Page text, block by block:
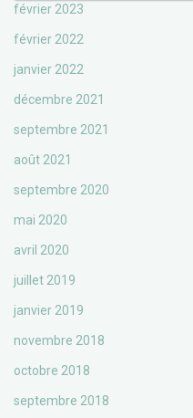
février 2023
février 2022
janvier 2022
décembre 2021
septembre 2021
août 2021
septembre 2020
mai 2020
avril 2020
juillet 2019
janvier 2019
novembre 2018
octobre 2018
septembre 2018